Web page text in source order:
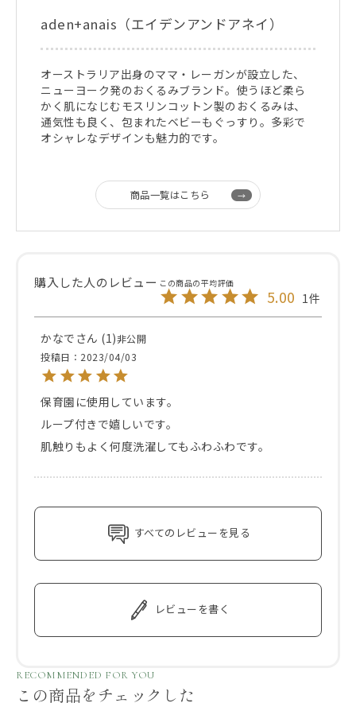
aden+anais（エイデンアンドアネイ）
オーストラリア出身のママ・レーガンが設立した、
ニューヨーク発のおくるみブランド。使うほど柔ら
かく肌になじむモスリンコットン製のおくるみは、
通気性も良く、包まれたベビーもぐっすり。多彩で
オシャレなデザインも魅力的です。
商品一覧はこちら
5.00 1
かなで 1 非公開
投稿日
2023/04/03
保育園に使用しています。
ループ付きで嬉しいです。
肌触りもよく何度洗濯してもふわふわです。
すべてのレビューを見る
レビューを書く
RECOMMENDED FOR YOU
この商品をチェックした